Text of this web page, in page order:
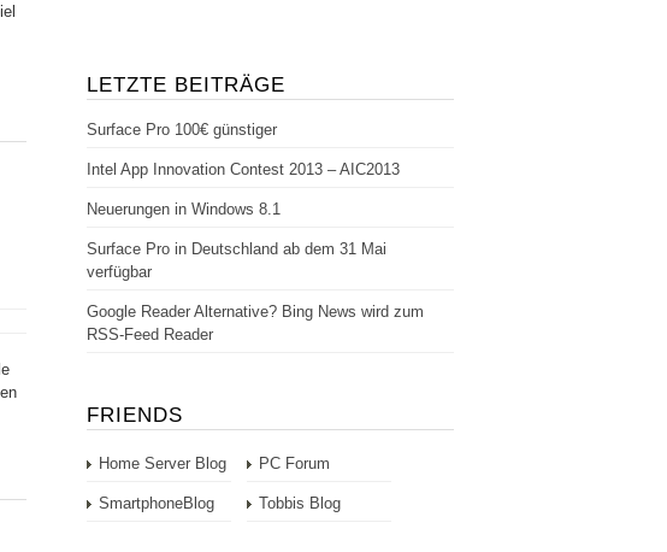
LETZTE BEITRÄGE
Surface Pro 100€ günstiger
Intel App Innovation Contest 2013 – AIC2013
Neuerungen in Windows 8.1
Surface Pro in Deutschland ab dem 31 Mai
verfügbar
Google Reader Alternative? Bing News wird zum
RSS-Feed Reader
FRIENDS
Home Server Blog PC Forum
SmartphoneBlog Tobbis Blog